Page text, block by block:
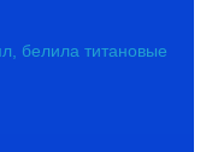
белила титановые